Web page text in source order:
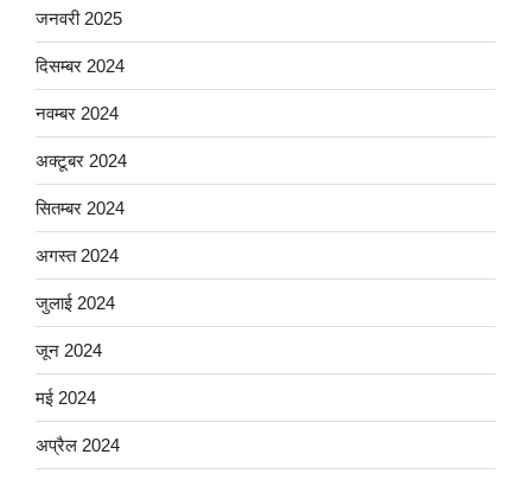
जनवरी 2025
दिसम्बर 2024
नवम्बर 2024
अक्टूबर 2024
सितम्बर 2024
अगस्त 2024
जुलाई 2024
जून 2024
मई 2024
अप्रैल 2024